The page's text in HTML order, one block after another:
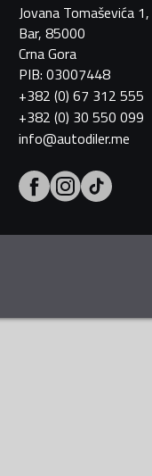
Jovana Tomaševića 1,
Bar, 85000
Crna Gora
PIB: 03007448
+382 (0) 67 312 555
+382 (0) 30 550 099
info@autodiler.me